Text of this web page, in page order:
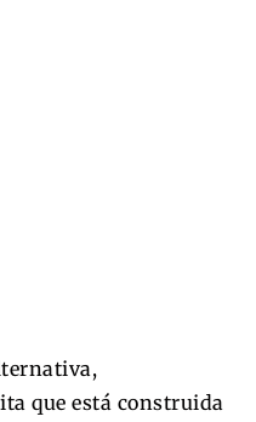
que está construida